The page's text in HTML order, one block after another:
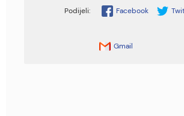
Facebook
Gmail